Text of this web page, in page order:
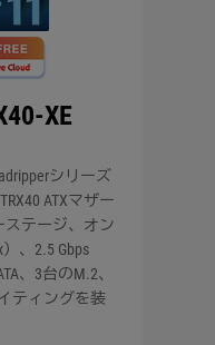
XE
シリーズ
ATXマザー
ステージ、オン
、2.5 Gbps
、3台のM.2、
イティングを装